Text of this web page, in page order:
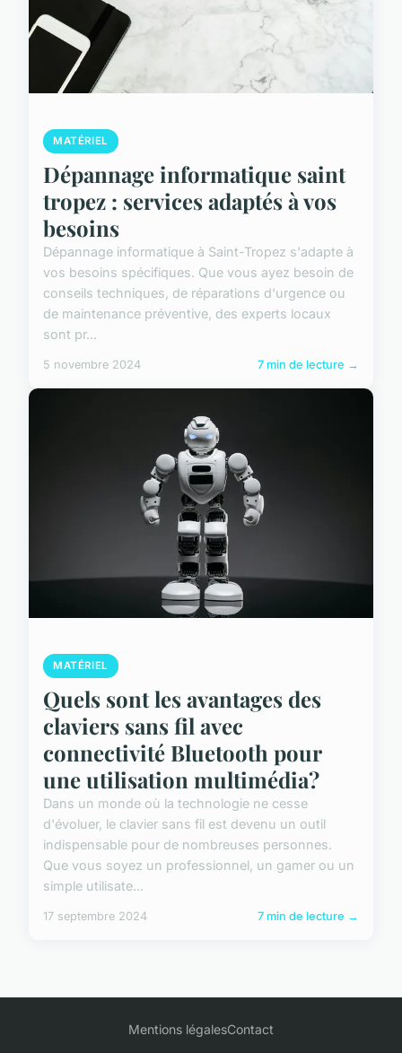
MATÉRIEL
Dépannage informatique saint
tropez : services adaptés à vos
besoins
Dépannage informatique à Saint-Tropez s'adapte à
vos besoins spécifiques. Que vous ayez besoin de
conseils techniques, de réparations d'urgence ou
de maintenance préventive, des experts locaux
sont pr...
5 novembre 2024 7 min de lecture →
MATÉRIEL
Quels sont les avantages des
claviers sans fil avec
connectivité Bluetooth pour
une utilisation multimédia?
Dans un monde où la technologie ne cesse
d'évoluer, le clavier sans fil est devenu un outil
indispensable pour de nombreuses personnes.
Que vous soyez un professionnel, un gamer ou un
simple utilisate...
17 septembre 2024 7 min de lecture →
Mentions légalesContact